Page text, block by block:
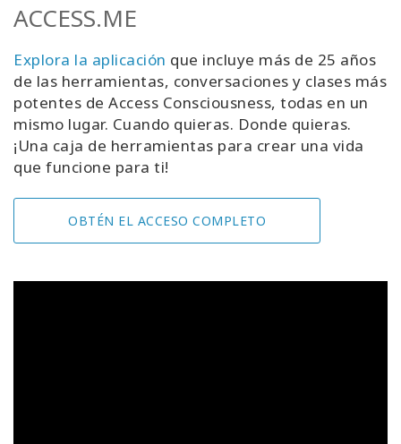
ACCESS.ME
Explora la aplicación que incluye más de 25 años
de las herramientas, conversaciones y clases más
potentes de Access Consciousness, todas en un
mismo lugar. Cuando quieras. Donde quieras.
¡Una caja de herramientas para crear una vida
que funcione para ti!
OBTÉN EL ACCESO COMPLETO